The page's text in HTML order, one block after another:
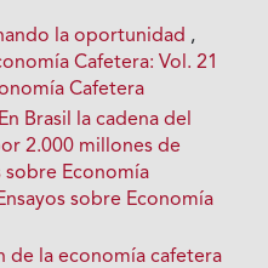
la oportunidad ,
Cafetera: Vol. 21
Cafetera
En Brasil la cadena del
2.000 millones de
sobre Economía
sobre Economía
de la economía cafetera